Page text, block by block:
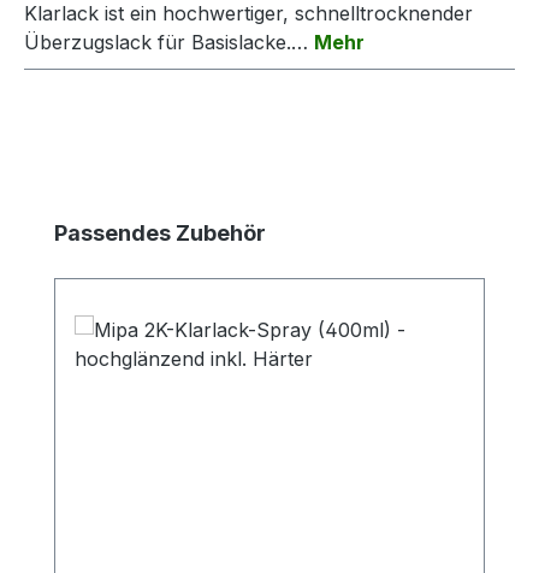
Klarlack ist ein hochwertiger, schnelltrocknender
Überzugslack für Basislacke.… Mehr
Produktgalerie überspringen
Passendes Zubehör